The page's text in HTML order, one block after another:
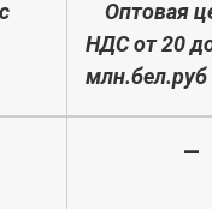
Оптовая
НДС от 20
млн.бел.руб
—